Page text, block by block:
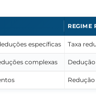
REGIME
específicas Taxa
complexas